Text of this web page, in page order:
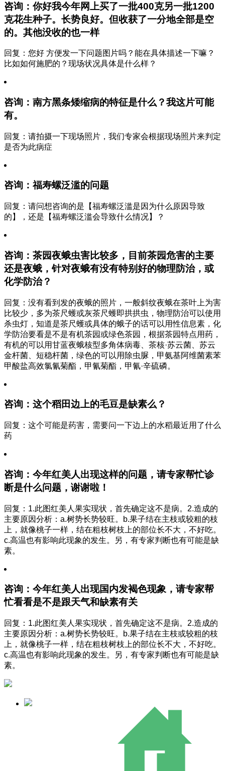
咨询：你好我今年网上买了一批400克另一批1200
克花生种子。长势良好。但收获了一分地全部是空
的。其他没收的也一样
回复：您好 方便发一下问题图片吗？能在具体描述一下嘛？
比如如何施肥的？现场状况具体是什么样？
咨询：南方黑条矮缩病的特征是什么？我这片可能
有。
回复：请拍摄一下现场照片，我们专家会根据现场照片来判定
是否为此病症
咨询：福寿螺泛滥的问题
回复：请问想咨询的是【福寿螺泛滥是因为什么原因导致
的】，还是【福寿螺泛滥会导致什么情况】？
咨询：茶园夜蛾虫害比较多，目前茶园危害的主要
还是夜蛾，针对夜蛾有没有特别好的物理防治，或
化学防治？
回复：没有看到发的夜蛾的照片，一般斜纹夜蛾在茶叶上为害
比较少，多为茶尺蠖或灰茶尺蠖即拱拱虫，物理防治可以使用
杀虫灯，知道是茶尺蠖或具体的蛾子的话可以用性信息素，化
学防治要看是不是有机茶园或绿色茶园，根据茶园特点用药，
有机的可以用甘蓝夜蛾核型多角体病毒、茶核·苏云菌、苏云
金杆菌、短稳杆菌，绿色的可以用除虫脲，甲氨基阿维菌素苯
甲酸盐高效氯氰菊酯，甲氰菊酯，甲氰·辛硫磷。
咨询：这个稻田边上的毛豆是缺素么？
回复：这个可能是药害，需要问一下边上的水稻最近用了什么
药
咨询：今年红美人出现这样的问题，请专家帮忙诊
断是什么问题，谢谢啦！
回复：1.此图红美人果实现状，首先确定这不是病。2.造成的
主要原因分析：a.树势长势较旺。b.果子结在主枝或较粗的枝
上，就像桃子一样，结在粗枝树枝上的部位长不大，不好吃。
c.高温也有影响此现象的发生。另，有专家判断也有可能是缺
素。
咨询：今年红美人出现国内发褐色现象，请专家帮
忙看看是不是跟天气和缺素有关
回复：1.此图红美人果实现状，首先确定这不是病。2.造成的
主要原因分析：a.树势长势较旺。b.果子结在主枝或较粗的枝
上，就像桃子一样，结在粗枝树枝上的部位长不大，不好吃。
c.高温也有影响此现象的发生。另，有专家判断也有可能是缺
素。